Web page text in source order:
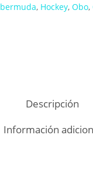
bermuda, Hockey, Obo,
Descripción
Información